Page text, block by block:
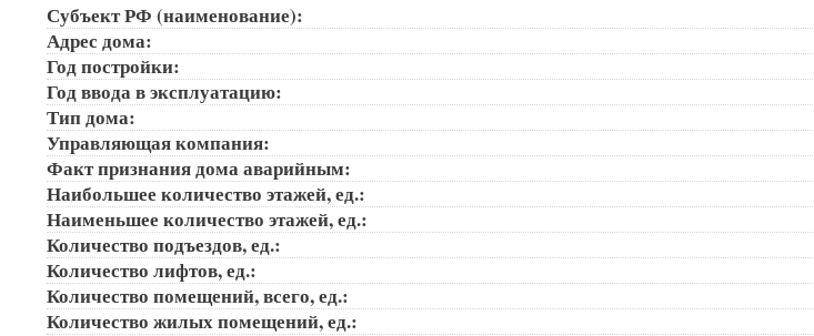
Субъект РФ (наименование):
Адрес дома:
Год постройки:
Год ввода в эксплуатацию:
Тип дома:
Управляющая компания:
Факт признания дома аварийным:
Наибольшее количество этажей, ед.:
Наименьшее количество этажей, ед.:
Количество подъездов, ед.:
Количество лифтов, ед.:
Количество помещений, всего, ед.:
Количество жилых помещений, ед.: